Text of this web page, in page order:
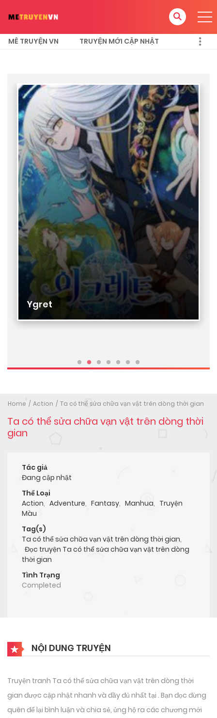
MÊ TRUYỆN VN TRUYỆN MỚI CẬP NHẬT
Ygret
Home Action Ta có thể sửa chữa vạn vật trên dòng thời gian
Ta có thể sửa chữa vạn vật trên dòng thời
gian
Tác giả
Đang cập nhật
Thể Loại
Action, Adventure, Fantasy, Manhua, Truyện
Màu
Tag(s)
Ta có thể sửa chữa vạn vật trên dòng thời gian,
Đọc truyện Ta có thể sửa chữa vạn vật trên dòng
thời gian
Tình Trạng
Completed
NỘI DUNG TRUYỆN
Truyện tranh Ta có thể sửa chữa vạn vật trên dòng thời
gian được cập nhật nhanh và đầy đủ nhất tại . Bạn đọc đừng
quên để lại bình luận và chia sẻ, ủng hộ ra các chương mới